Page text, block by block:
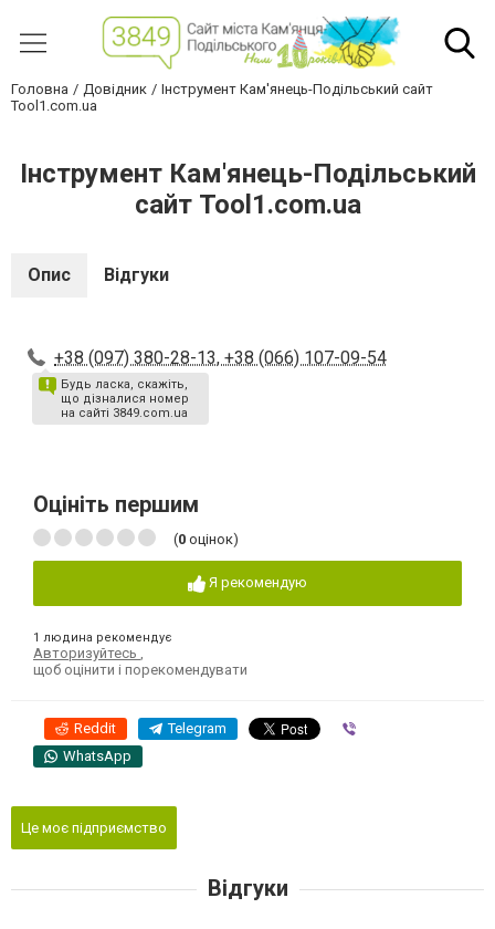
Головна Довідник
Інструмент Кам'янець-Подільський сайт
Tool1.com.ua
Інструмент Кам'янець-Подільський
сайт Tool1.com.ua
Опис Відгуки
+38 (097) 380-28-13, +38 (066) 107-09-54
Будь ласка, скажіть,
що дізналися номер
на сайті 3849.com.ua
Оцініть першим
(0 оцінок)
Я рекомендую
1 людина рекомендує
Авторизуйтесь
щоб оцінити і порекомендувати
Reddit Telegram
WhatsApp
Це моє підприємство
Відгуки